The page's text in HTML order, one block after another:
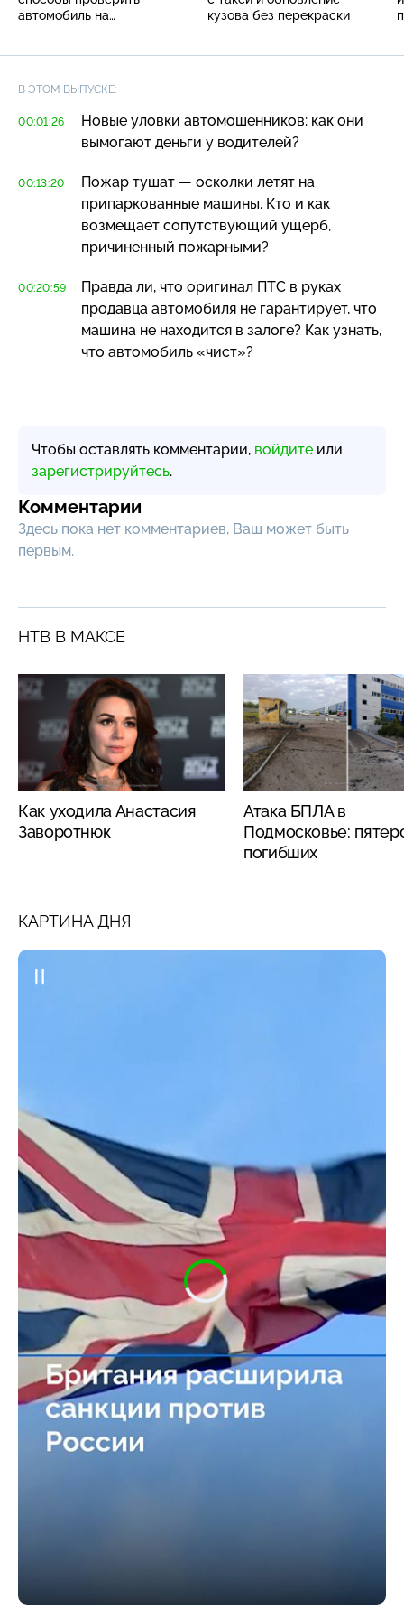
автомобиль на
кузова без перекраски
В ЭТОМ ВЫПУСКЕ:
00:01:26
Новые уловки автомошенников: как они
вымогают деньги у водителей?
00:13:20
Пожар тушат — осколки летят на
припаркованные машины. Кто и как
возмещает сопутствующий ущерб,
причиненный пожарными?
00:20:59
Правда ли, что оригинал ПТС в руках
продавца автомобиля не гарантирует, что
машина не находится в залоге? Как узнать,
что автомобиль «чист»?
Чтобы оставлять комментарии, войдите или
зарегистрируйтесь.
Комментарии
Здесь пока нет комментариев, Ваш может быть
первым.
НТВ В МАКСЕ
Как уходила Анастасия
Заворотнюк
Атака БПЛА в
Подмосковье:
погибших
КАРТИНА ДНЯ